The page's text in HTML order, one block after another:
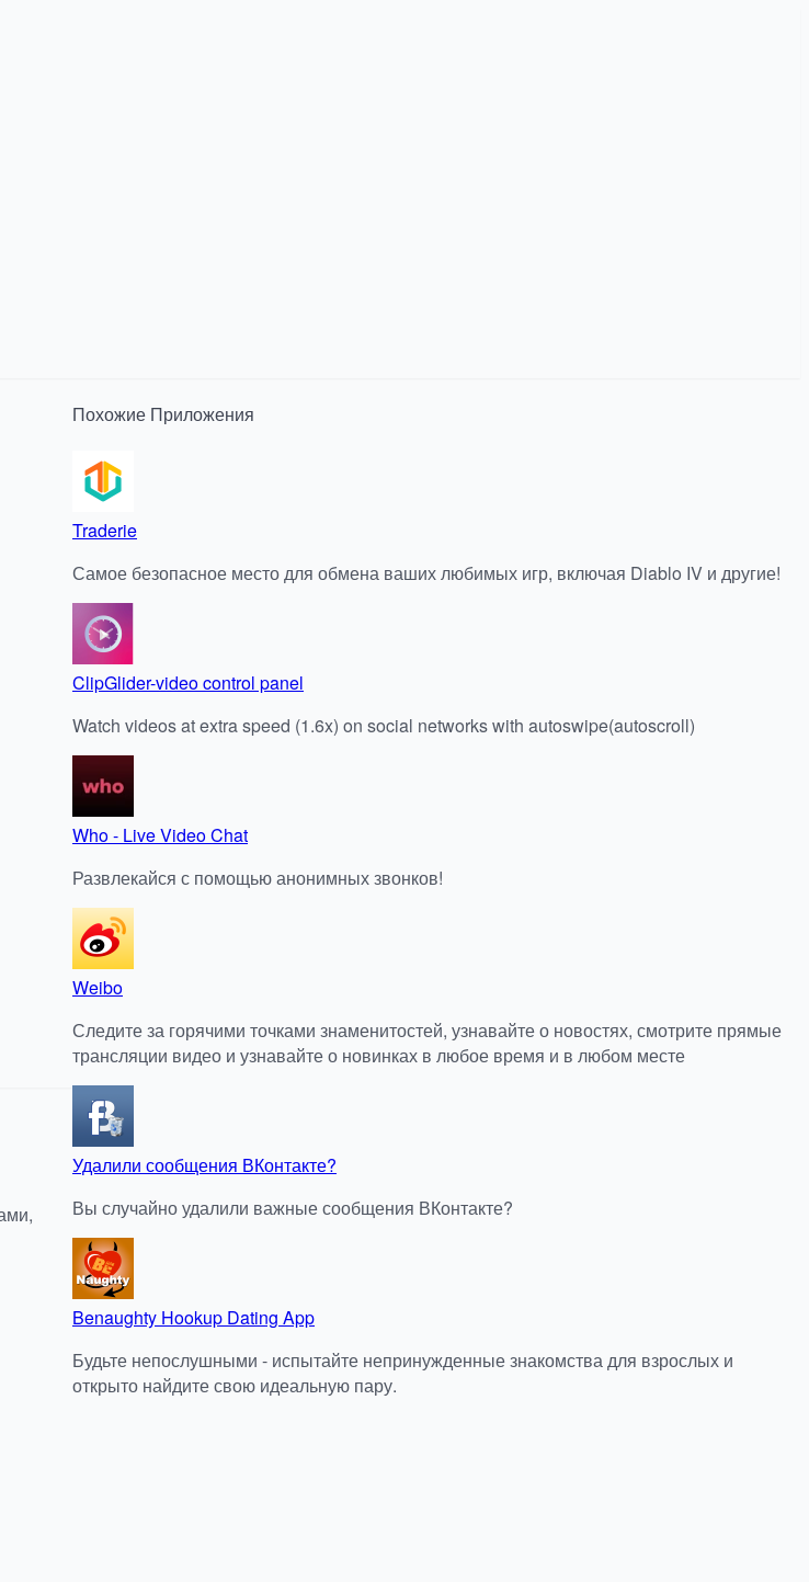
Похожие Приложения
Traderie
Самое безопасное место для обмена ваших любимых игр, включая Diablo IV и другие!
ClipGlider-video control panel
Watch videos at extra speed (1.6x) on social networks with autoswipe(autoscroll)
Who - Live Video Chat
Развлекайся с помощью анонимных звонков!
Weibo
Следите за горячими точками знаменитостей, узнавайте о новостях, смотрите прямые
трансляции видео и узнавайте о новинках в любое время и в любом месте
Удалили сообщения ВКонтакте?
Вы случайно удалили важные сообщения ВКонтакте?
Benaughty Hookup Dating App
Будьте непослушными - испытайте непринужденные знакомства для взрослых и
открыто найдите свою идеальную пару.